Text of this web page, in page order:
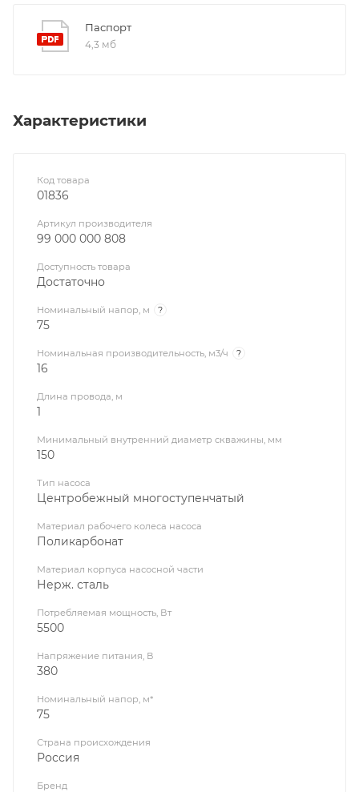
Паспорт
4,3 мб
Характеристики
Код товара
01836
Артикул производителя
99 000 000 808
Доступность товара
Достаточно
Номинальный напор, м ?
75
Номинальная производительность, м3/ч ?
16
Длина провода, м
1
Минимальный внутренний диаметр скважины, мм
150
Тип насоса
Центробежный многоступенчатый
Материал рабочего колеса насоса
Поликарбонат
Материал корпуса насосной части
Нерж. сталь
Потребляемая мощность, Вт
5500
Напряжение питания, В
380
Номинальный напор, м*
75
Страна происхождения
Россия
Бренд